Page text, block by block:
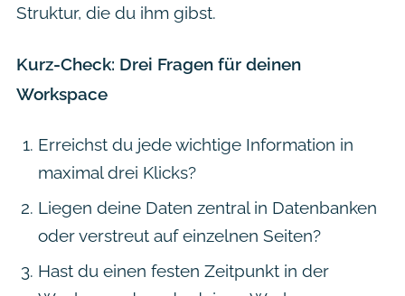
Struktur, die du ihm gibst.
Kurz-Check: Drei Fragen für deinen
Workspace
Erreichst du jede wichtige Information in
maximal drei Klicks?
Liegen deine Daten zentral in Datenbanken
oder verstreut auf einzelnen Seiten?
Hast du einen festen Zeitpunkt in der